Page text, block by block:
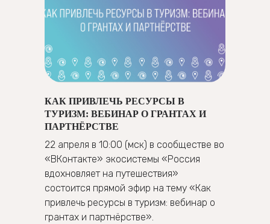
КАК ПРИВЛЕЧЬ РЕСУРСЫ В
ТУРИЗМ: ВЕБИНАР О ГРАНТАХ И
ПАРТНЁРСТВЕ
22 апреля в 10:00 (мск) в сообществе во
«ВКонтакте» экосистемы «Россия
вдохновляет на путешествия»
состоится прямой эфир на тему «Как
привлечь ресурсы в туризм: вебинар о
грантах и партнёрстве».